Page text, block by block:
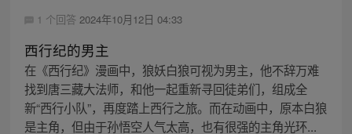
1 个回答 2024年10月12日 04:33
西行纪的男主
在《西行纪》漫画中，狼妖白狼可视为男主，他不辞万难
找到唐三藏大法师，和他一起重新寻回徒弟们，组成全
新“西行小队”，再度踏上西行之旅。而在动画中，原本白狼
是主角，但由于孙悟空人气太高，也有很强的主角光环...